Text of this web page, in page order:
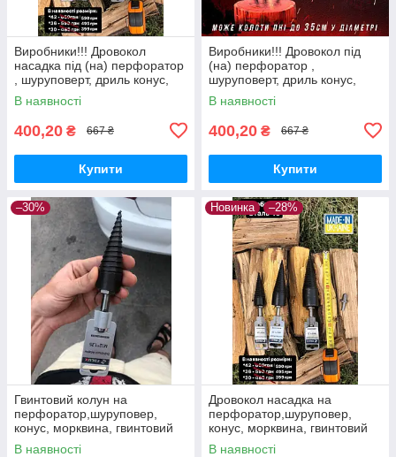
Виробники!!! Дровокол
насадка під (на) перфоратор
, шуруповерт, дриль конус,
морквина на перфоратор
В наявності
400,20 ₴ 667 ₴
Купити
Виробники!!! Дровокол під
(на) перфоратор ,
шуруповерт, дриль конус,
морквина на перфоратор
В наявності
400,20 ₴ 667 ₴
Купити
–30%
Гвинтовий колун на
перфоратор,шуруповер,
конус, морквина, гвинтовий
колун для дров.
В наявності
Новинка –28%
Дровокол насадка на
перфоратор,шуруповер,
конус, морквина, гвинтовий
колун для заготівлі дров.
В наявності